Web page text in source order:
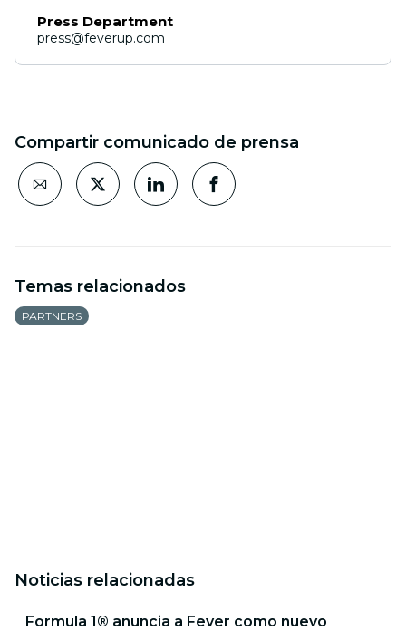
Press Department
press@feverup.com
Compartir comunicado de prensa
Temas relacionados
PARTNERS
Noticias relacionadas
Formula 1® anuncia a Fever como nuevo